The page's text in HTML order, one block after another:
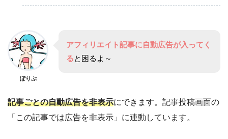
ぽりぷ
アフィリエイト記事に自動広告が入ってく
ると困るよ～
記事ごとの自動広告を非表示にできます。記事投稿画面の
「この記事では広告を非表示」に連動しています。